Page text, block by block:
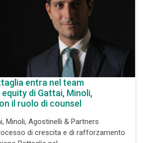
entra nel team
di Gattai, Minoli,
il ruolo di counsel
Minoli, Agostinelli & Partners
di crescita e di rafforzamento